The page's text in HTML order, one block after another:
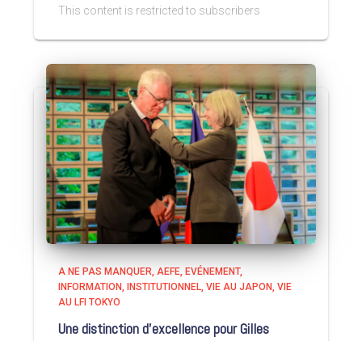
This content is restricted to subscribers
A NE PAS MANQUER AEFE EVÉNEMENT
INFORMATION
INSTITUTIONNEL VIE AU JAPON VIE
AU LFI TOKYO
Une distinction d’excellence pour Gilles